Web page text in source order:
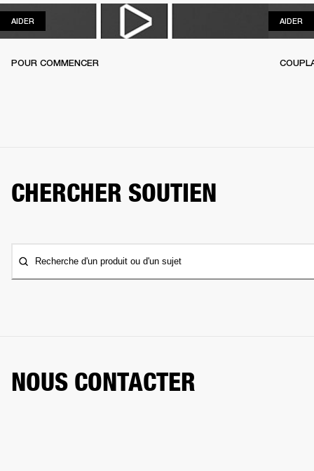
AIDER
POUR COMMENCER
AIDER
CHERCHER SOUTIEN
Recherche d'un produit ou d'un sujet
NOUS CONTACTER